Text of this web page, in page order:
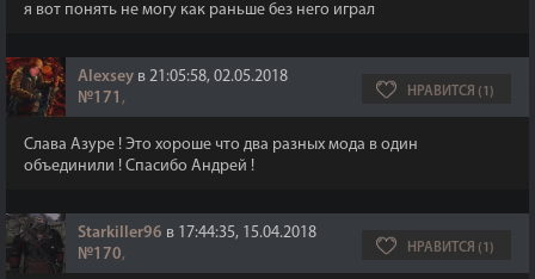
я вот понять не могу как раньше без него играл
Alexsey в 21:05:58, 02.05.2018
№171 , НРАВИТСЯ (1)
Слава Азуре ! Это хороше что два разных мода в один
объединили ! Спасибо Андрей !
Starkiller96 в 17:44:35, 15.04.2018
№170, НРАВИТСЯ (1)